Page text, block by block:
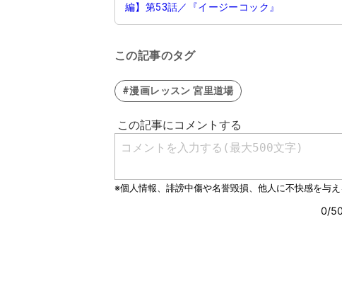
編】第53話／『イージーコック』
この記事のタグ
#漫画レッスン 宮里道場